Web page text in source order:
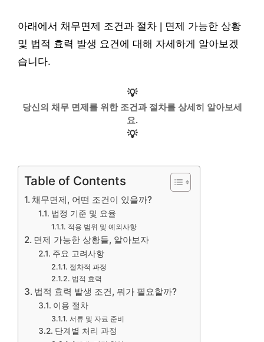
아래에서 채무면제 조건과 절차 | 면제 가능한 상황
및 법적 효력 발생 요건에 대해 자세하게 알아보겠
습니다.
💡
당신의 채무 면제를 위한 조건과 절차를 상세히 알아보세
요.
💡
Table of Contents
채무면제, 어떤 조건이 있을까?
법정 기준 및 요율
적용 범위 및 예외사항
면제 가능한 상황들, 알아보자
주요 고려사항
절차적 과정
법적 효력
법적 효력 발생 조건, 뭐가 필요할까?
이용 절차
서류 및 자료 준비
단계별 처리 과정